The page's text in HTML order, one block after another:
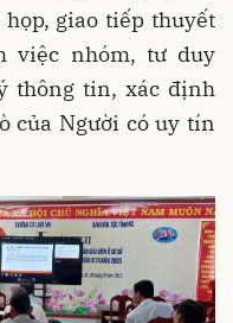
giao tiếp thuyết
việc nhóm, tư duy
thông tin, xác định
của Người có uy tín